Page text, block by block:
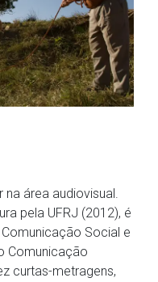
na área audiovisual.
pela UFRJ (2012), é
Social e
Comunicação
curtas-metragens,